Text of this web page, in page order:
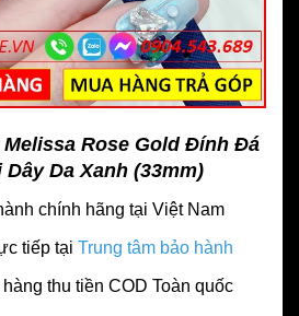
Rose Gold Đính Đá
Da Xanh (33mm)
chính hãng tại Việt Nam
tiếp tại Trung tâm bảo hành
thu tiền COD Toàn quốc